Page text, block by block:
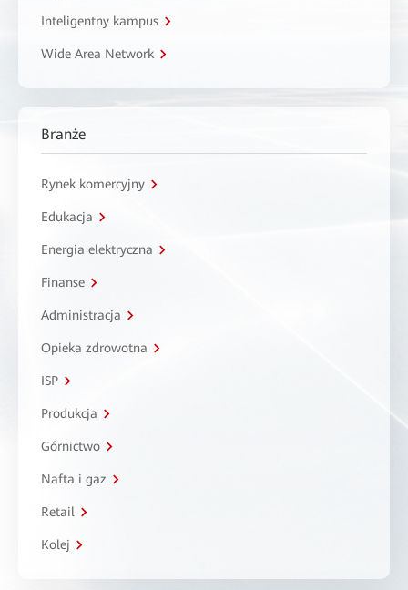
Inteligentny kampus
Wide Area Network
Branże
Rynek komercyjny
Edukacja
Energia elektryczna
Finanse
Administracja
Opieka zdrowotna
ISP
Produkcja
Górnictwo
Nafta i gaz
Retail
Kolej